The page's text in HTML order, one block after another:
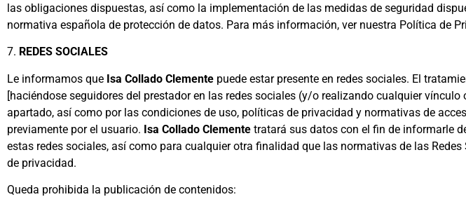
las obligaciones dispuestas, así como la implementación de las medidas de seguridad
normativa española de protección de datos. Para más información, ver nuestra Política de
7. REDES SOCIALES
Le informamos que Isa Collado Clemente puede estar presente en redes sociales. El
[haciéndose seguidores del prestador en las redes sociales (y/o realizando cualquier
apartado, así como por las condiciones de uso, políticas de privacidad y normativas de
previamente por el usuario. Isa Collado Clemente tratará sus datos con el fin de informarle
estas redes sociales, así como para cualquier otra finalidad que las normativas de las
de privacidad.
Queda prohibida la publicación de contenidos: